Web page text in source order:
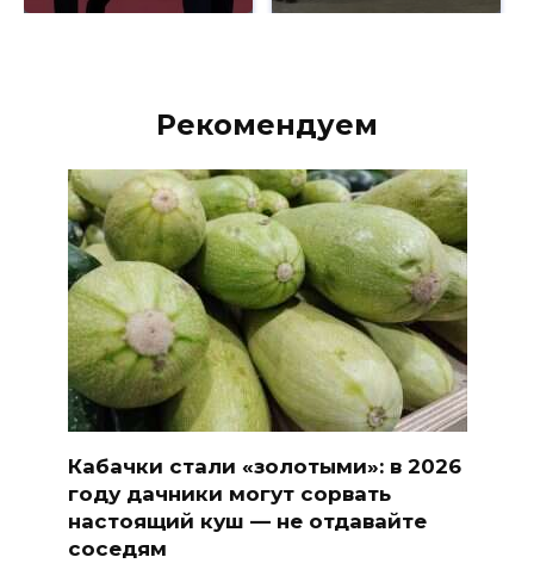
Рекомендуем
Кабачки стали «золотыми»: в 2026
году дачники могут сорвать
настоящий куш — не отдавайте
соседям